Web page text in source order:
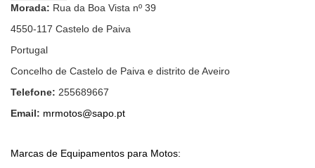
Morada: Rua da Boa Vista nº 39
4550-117 Castelo de Paiva
Portugal
Concelho de Castelo de Paiva e distrito de Aveiro
Telefone: 255689667
Email: mrmotos@sapo.pt
Marcas de Equipamentos para Motos: